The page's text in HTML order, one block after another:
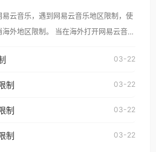
平台一样，出现地区及版权限制问题，且
放。 遇到这个问题的朋友们，
、加拿大、澳大利亚、欧洲等国家和地区
。
易云音乐，遇到网易云音乐地区限制，使
制。 当在海外打开网易云音
门、台湾、美
在中国大陆地区播放。 遇到这个问题
音乐地区版权限制」的问题，无论人在
03-22
制 03-22
制 03-22
制 03-22